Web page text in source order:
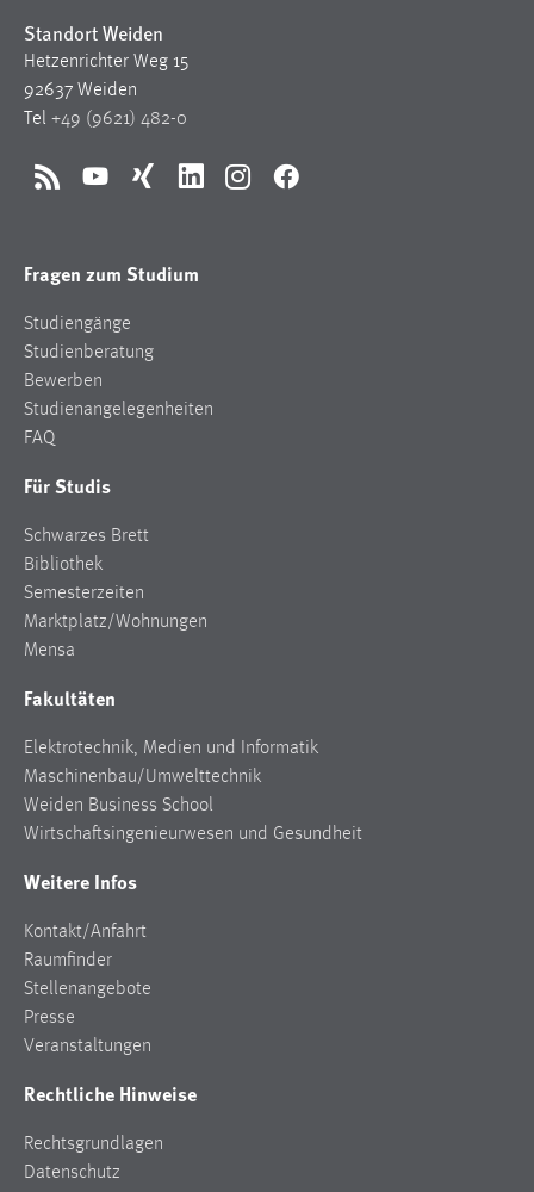
Standort Weiden
Hetzenrichter Weg 15
92637 Weiden
Tel +49 (9621) 482-0
RSS YouTubeXing LinkedInInstagramFacebook
Fragen zum Studium
Studiengänge
Studienberatung
Bewerben
Studienangelegenheiten
FAQ
Für Studis
Schwarzes Brett
Bibliothek
Semesterzeiten
Marktplatz/Wohnungen
Mensa
Fakultäten
Elektrotechnik, Medien und Informatik
Maschinenbau/Umwelttechnik
Weiden Business School
Wirtschaftsingenieurwesen und Gesundheit
Weitere Infos
Kontakt/Anfahrt
Raumfinder
Stellenangebote
Presse
Veranstaltungen
Rechtliche Hinweise
Rechtsgrundlagen
Datenschutz